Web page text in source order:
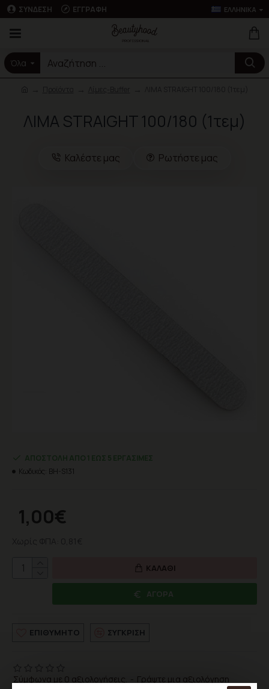
ΣΎΝΔΕΣΗ ΕΓΓΡΑΦΉ ΕΛΛΗΝΙΚΆ
Όλα
ΛΙΜΑ STRAIGHT 100/180 (1τεμ)
Καλέστε μας Ρωτήστε μας
Σύμφωνα με 0 αξιολογήσεις. - Γράψτε μια αξιολόγηση
1,00€
ΑΠΟΣΤΟΛΉ ΑΠΌ 1 ΈΩΣ 5 ΕΡΓΆΣΙΜΕΣ
Κωδικός: BH-S131
ΚΑΛΆΘΙ
ΑΓΟΡΆ
ΕΠΙΘΥΜΗΤΌ ΣΎΓΚΡΙΣΗ